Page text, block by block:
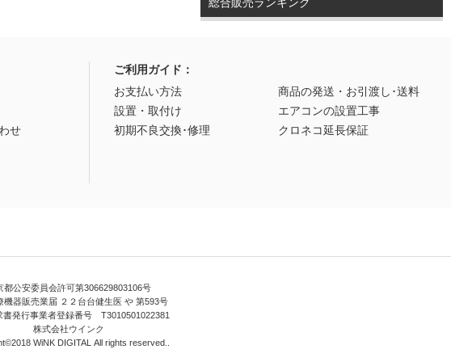
総合販売ランキング
せ
ご利用ガイド：
お支払い方法
商品の発送・お引渡し･送料
設置・取付け
エアコンの設置工事
初期不良交換･修理
クロネコ延長保証
都公安委員会許可第306629803106号
機器販売業届 ２２台台健生医 や 第593号
書発行事業者登録番号 T3010501022381
株式会社ウインク
WiNK DIGITAL All rights reserved..